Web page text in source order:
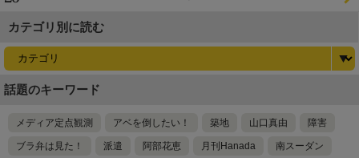
尊び女を卑む」と
カテゴリ別に読む
話題のキーワード
メディア定点観測 アベを倒したい！ 築地 山口真由 障害
ブラ弁は見た！ 派遣 阿部花恵 月刊Hanada 南スーダン